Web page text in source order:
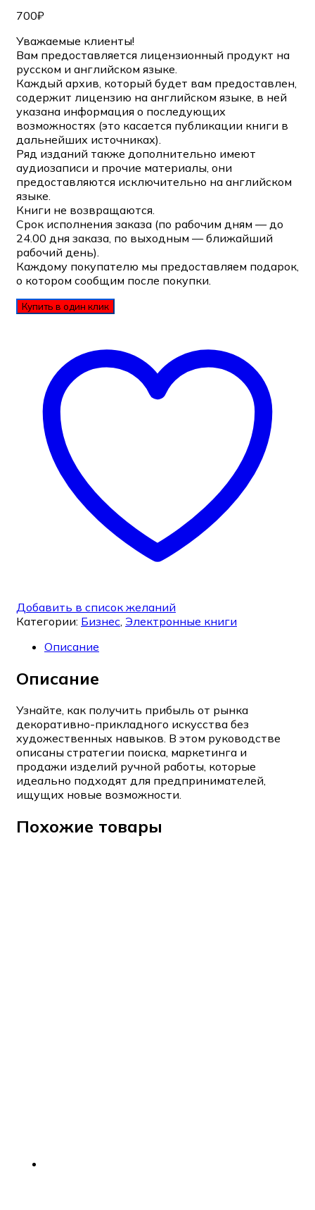
700₽
Уважаемые клиенты!
Вам предоставляется лицензионный продукт на
русском и английском языке.
Каждый архив, который будет вам предоставлен,
содержит лицензию на английском языке, в ней
указана информация о последующих
возможностях (это касается публикации книги в
дальнейших источниках).
Ряд изданий также дополнительно имеют
аудиозаписи и прочие материалы, они
предоставляются исключительно на английском
языке.
Книги не возвращаются.
Срок исполнения заказа (по рабочим дням — до
24.00 дня заказа, по выходным — ближайший
рабочий день).
Каждому покупателю мы предоставляем подарок,
о котором сообщим после покупки.
Купить в один клик
Добавить в список желаний
Категории: Бизнес, Электронные книги
Описание
Описание
Узнайте, как получить прибыль от рынка
декоративно-прикладного искусства без
художественных навыков. В этом руководстве
описаны стратегии поиска, маркетинга и
продажи изделий ручной работы, которые
идеально подходят для предпринимателей,
ищущих новые возможности.
Похожие товары